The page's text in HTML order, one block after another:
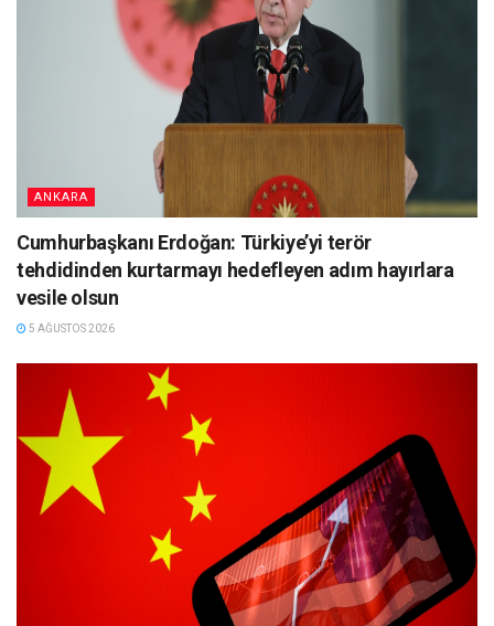
ANKARA
Cumhurbaşkanı Erdoğan: Türkiye’yi terör
tehdidinden kurtarmayı hedefleyen adım hayırlara
vesile olsun
5 AĞUSTOS 2026